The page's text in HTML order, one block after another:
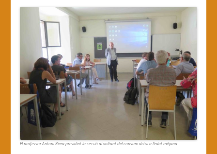
El professor Antoni Riera presidint la sessió al voltant del consum del vi a l’edat mitjana